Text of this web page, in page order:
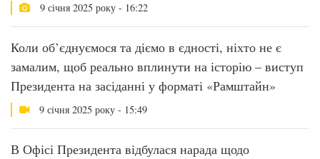
9 січня 2025 року - 16:22
Коли об’єднуємося та діємо в єдності, ніхто не є
замалим, щоб реально вплинути на історію – виступ
Президента на засіданні у форматі «Рамштайн»
9 січня 2025 року - 15:49
В Офісі Президента відбулася нарада щодо